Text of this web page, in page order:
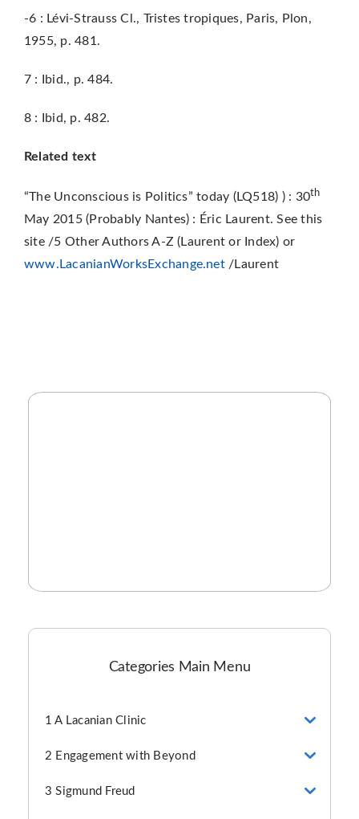
-6 : Lévi-Strauss Cl., Tristes tropiques, Paris, Plon,
1955, p. 481.
7 : Ibid., p. 484.
8 : Ibid, p. 482.
Related text
“The Unconscious is Politics” today (LQ518) ) : 30th
May 2015 (Probably Nantes) : Éric Laurent. See this
site /5 Other Authors A-Z (Laurent or Index) or
www.LacanianWorksExchange.net/Laurent
Categories Main Menu
1 A Lacanian Clinic
2 Engagement with Beyond
3 Sigmund Freud